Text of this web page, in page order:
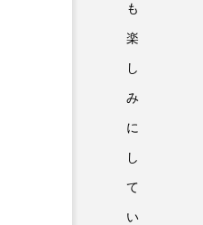
も
楽
し
み
に
し
て
い